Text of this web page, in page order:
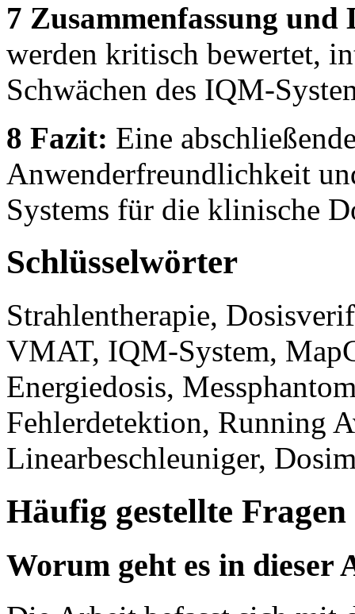
7 Zusammenfassung und
werden kritisch bewertet,
Schwächen des IQM-
8 Fazit: Eine
Anwenderfreundlichkeit
Systems für die klinische
Schlüsselwörter
Strahlentherapie,
VMAT, IQM-System,
Energiedosis,
Fehlerdetektion, Running
Linearbeschleuniger,
Häufig gestellte Fragen
Worum geht es in dieser